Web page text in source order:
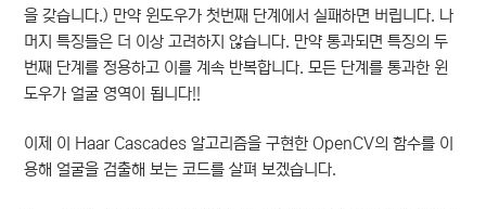
을 갖습니다.) 만약 윈도우가 첫번째 단계에서 실패하면 버립니다. 나
머지 특징들은 더 이상 고려하지 않습니다. 만약 통과되면 특징의 두
번째 단계를 정용하고 이를 계속 반복합니다. 모든 단계를 통과한 윈
도우가 얼굴 영역이 됩니다!!
이제 이 Haar Cascades 알고리즘을 구현한 OpenCV의 함수를 이
용해 얼굴을 검출해 보는 코드를 살펴 보겠습니다.